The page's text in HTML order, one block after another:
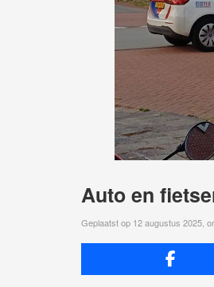
Auto en
Geplaatst op 12 augustus 2025,